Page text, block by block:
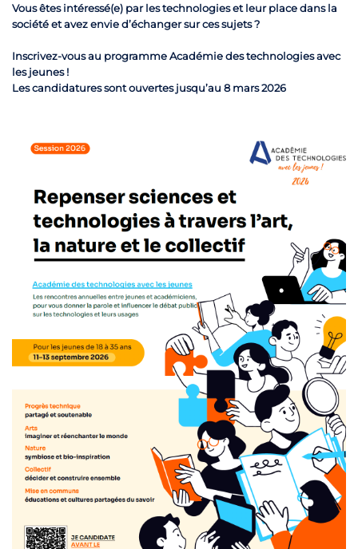
Vous êtes intéressé(e) par les technologies et leur place dans la
société et avez envie d’échanger sur ces sujets ?
Inscrivez-vous au programme Académie des technologies avec
les jeunes !
Les candidatures sont ouvertes jusqu’au 8 mars 2026